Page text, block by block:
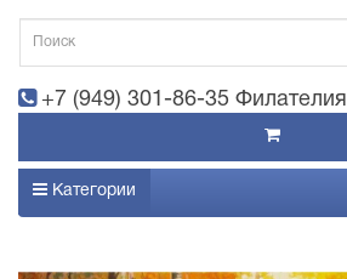
+7 (949) 301-86-35 Филателия
Категории